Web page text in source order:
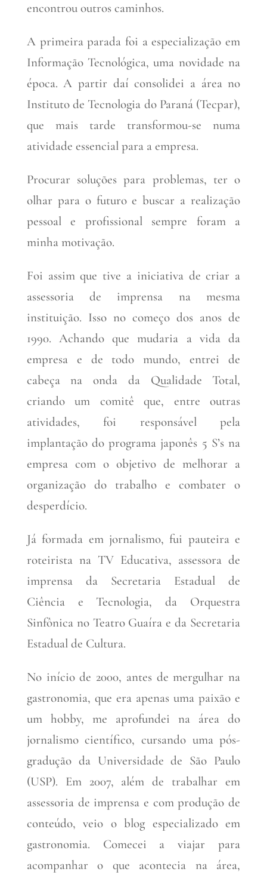
encontrou outros caminhos.
A primeira parada foi a especialização em
Informação Tecnológica, uma novidade na
época. A partir daí consolidei a área no
Instituto de Tecnologia do Paraná (Tecpar),
que mais tarde transformou-se numa
atividade essencial para a empresa.
Procurar soluções para problemas, ter o
olhar para o futuro e buscar a realização
pessoal e profissional sempre foram a
minha motivação.
Foi assim que tive a iniciativa de criar a
assessoria de imprensa na mesma
instituição. Isso no começo dos anos de
1990. Achando que mudaria a vida da
empresa e de todo mundo, entrei de
cabeça na onda da Qualidade Total,
criando um comitê que, entre outras
atividades, foi responsável pela
implantação do programa japonês 5 S’s na
empresa com o objetivo de melhorar a
organização do trabalho e combater o
desperdício.
Já formada em jornalismo, fui pauteira e
roteirista na TV Educativa, assessora de
imprensa da Secretaria Estadual de
Ciência e Tecnologia, da Orquestra
Sinfônica no Teatro Guaíra e da Secretaria
Estadual de Cultura.
No início de 2000, antes de mergulhar na
gastronomia, que era apenas uma paixão e
um hobby, me aprofundei na área do
jornalismo científico, cursando uma pós-
gradução da Universidade de São Paulo
(USP). Em 2007, além de trabalhar em
assessoria de imprensa e com produção de
conteúdo, veio o blog especializado em
gastronomia. Comecei a viajar para
acompanhar o que acontecia na área,